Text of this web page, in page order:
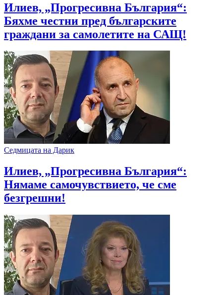
Илиев, „Прогресивна България“:
Бяхме честни пред българските
граждани за самолетите на САЩ!
Седмицата на Дарик
Илиев, „Прогресивна България“:
Нямаме самочувствието, че сме
безгрешни!